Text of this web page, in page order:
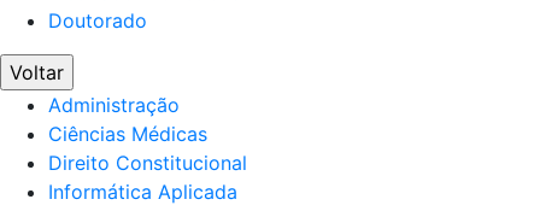
Doutorado
Voltar
Administração
Ciências Médicas
Direito Constitucional
Informática Aplicada